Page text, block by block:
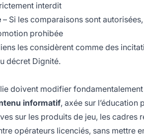
interdit
– Si les comparaisons sont
prohibée
les considèrent comme des
décret Dignité.
doivent modifier
informatif, axée sur l’éducation
sur les produits de jeu, les cadres
opérateurs licenciés, sans mettre